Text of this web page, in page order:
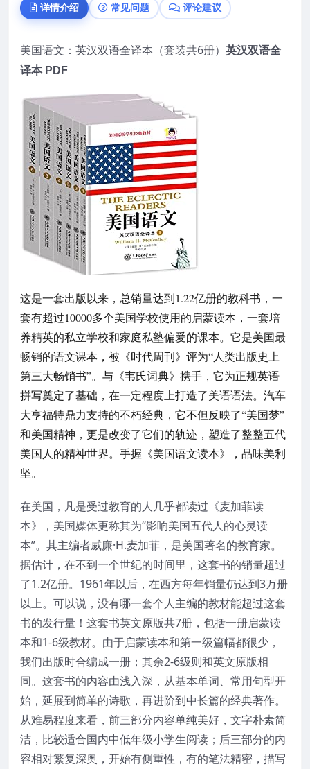
详情介绍 常见问题 评论建议
美国语文：英汉双语全译本（套装共6册） 英汉双语全
译本 PDF
这是一套出版以来，总销量达到1.22亿册的教科书，一
套有超过10000多个美国学校使用的启蒙读本，一套培
养精英的私立学校和家庭私塾偏爱的课本。它是美国最
畅销的语文课本，被《时代周刊》评为“人类出版史上
第三大畅销书”。与《韦氏词典》携手，它为正规英语
拼写奠定了基础，在一定程度上打造了美语语法。汽车
大亨福特鼎力支持的不朽经典，它不但反映了“美国梦”
和美国精神，更是改变了它们的轨迹，塑造了整整五代
美国人的精神世界。手握《美国语文读本》，品味美利
坚。
在美国，凡是受过教育的人几乎都读过《麦加菲读
本》，美国媒体更称其为“影响美国五代人的心灵读
本”。其主编者威廉·H.麦加菲，是美国著名的教育家。
据估计，在不到一个世纪的时间里，这套书的销量超过
了1.2亿册。1961年以后，在西方每年销量仍达到3万册
以上。可以说，没有哪一套个人主编的教材能超过这套
书的发行量！这套书英文原版共7册，包括一册启蒙读
本和1-6级教材。由于启蒙读本和第一级篇幅都很少，
我们出版时合编成一册；其余2-6级则和英文原版相
同。这套书的内容由浅入深，从基本单词、常用句型开
始，延展到简单的诗歌，再进阶到中长篇的经典著作。
从难易程度来看，前三部分内容单纯美好，文字朴素简
洁，比较适合国内中低年级小学生阅读；后三部分的内
容相对繁复深奥，开始有侧重性，有的笔法精密，描写